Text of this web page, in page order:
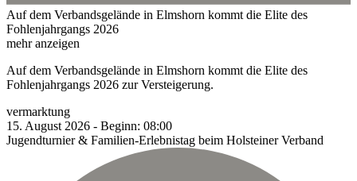
Auf dem Verbandsgelände in Elmshorn kommt die Elite des
Fohlenjahrgangs 2026
mehr anzeigen
Auf dem Verbandsgelände in Elmshorn kommt die Elite des
Fohlenjahrgangs 2026 zur Versteigerung.
vermarktung
15. August 2026 - Beginn: 08:00
Jugendturnier & Familien-Erlebnistag beim Holsteiner Verband